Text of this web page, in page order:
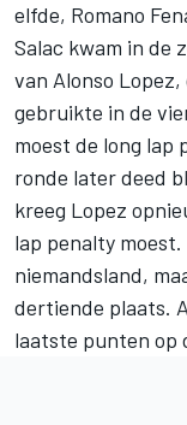
elfde, Romano
Salac kwam in de
van Alonso
gebruikte in de
moest de long lap
ronde later deed
kreeg Lopez
lap penalty
niemandsland,
dertiende plaats.
laatste punten op